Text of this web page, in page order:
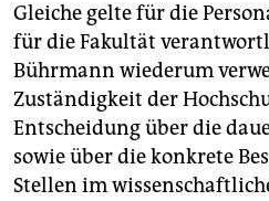
Gleiche gelte für die
für die Fakultät
Bührmann wiederum
Zuständigkeit der
Entscheidung über die
sowie über die konkrete
Stellen im